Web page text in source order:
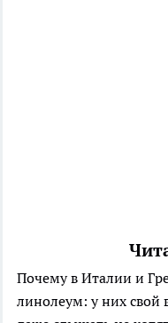
Почему в Италии и
линолеум: у них свой